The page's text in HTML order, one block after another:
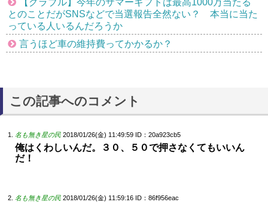
【グラブル】今年のサマーギフトは最高1000万当たる
とのことだがSNSなどで当選報告全然ない？ 本当に当た
っている人いるんだろうか
言うほど車の維持費ってかかるか？
この記事へのコメント
名も無き星の民 2018/01/26(金) 11:49:59 ID：20a923cb5
俺はくわしいんだ。３０、５０で押さなくてもいいん
だ！
名も無き星の民 2018/01/26(金) 11:59:16 ID：86f956eac